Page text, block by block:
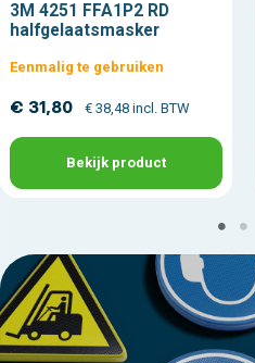
3M 4251 FFA1P2 RD
halfgelaatsmasker
Eenmalig te gebruiken
€ 31,80 € 38,48 incl. BTW
Bekijk product